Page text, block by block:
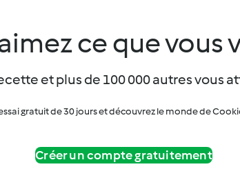
ce que vous
et plus de 100 000 autres vous
gratuit de 30 jours et découvrez le monde de
Créer un compte gratuitement